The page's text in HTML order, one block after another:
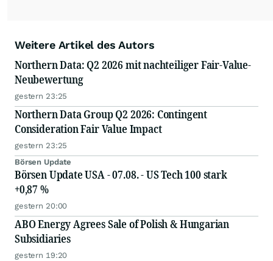
Weitere Artikel des Autors
Northern Data: Q2 2026 mit nachteiliger Fair-Value-
Neubewertung
gestern 23:25
Northern Data Group Q2 2026: Contingent
Consideration Fair Value Impact
gestern 23:25
Börsen Update
Börsen Update USA - 07.08. - US Tech 100 stark
+0,87 %
gestern 20:00
ABO Energy Agrees Sale of Polish & Hungarian
Subsidiaries
gestern 19:20